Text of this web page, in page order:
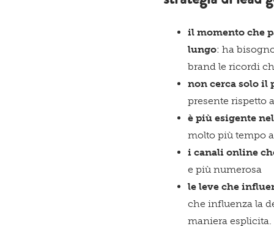
il momento che
lungo: ha
brand le ricordi
non cerca solo il
presente rispetto
è più esigente
molto più tempo
i canali online
e più numerosa
le leve che
che influenza la
maniera esplicita.